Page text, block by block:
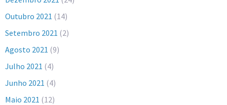
Outubro 2021 (14)
Setembro 2021 (2)
Agosto 2021 (9)
Julho 2021 (4)
Junho 2021 (4)
Maio 2021 (12)